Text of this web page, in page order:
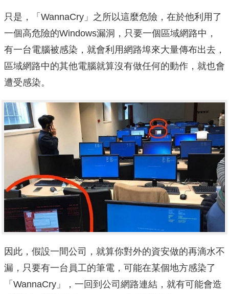
只是，「WannaCry」之所以這麼危險，在於他利用了
一個高危險的Windows漏洞，只要一個區域網路中，
有一台電腦被感染，就會利用網路埠來大量傳布出去，
區域網路中的其他電腦就算沒有做任何的動作，就也會
遭受感染。
因此，假設一間公司，就算你對外的資安做的再滴水不
漏，只要有一台員工的筆電，可能在某個地方感染了
「WannaCry」，一回到公司網路連結，就有可能會造